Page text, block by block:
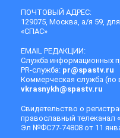
ПОЧТОВЫЙ АДРЕС:
129075, Москва, а/я 59,
«СПАС»
EMAIL РЕДАКЦИИ:
Служба информационных
PR-служба: pr@spastv.ru
Коммерческая служба
vkrasnykh@spastv.ru
Свидетельство о
православный телеканал
Эл №ФС77-74808 от 11